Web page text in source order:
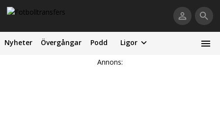
Nyheter Övergångar Podd Ligor
Annons: